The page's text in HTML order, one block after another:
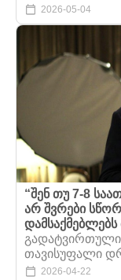
2026-05-04
“შენ თუ 7-8
არ შვრები
დამსაქმებლებს
გადატვირთული
თავისუფალი
2026-04-22